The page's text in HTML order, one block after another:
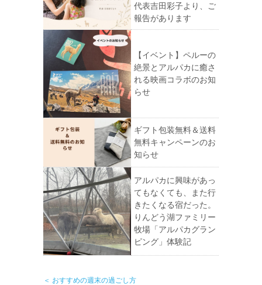
代表吉田彩子より、ご
報告があります
【イベント】ペルーの
絶景とアルパカに癒さ
れる映画コラボのお知
らせ
ギフト包装無料＆送料
無料キャンペーンのお
知らせ
アルパカに興味があっ
てもなくても、また行
きたくなる宿だった。
りんどう湖ファミリー
牧場「アルパカグラン
ピング」体験記
＜ おすすめの週末の過ごし方